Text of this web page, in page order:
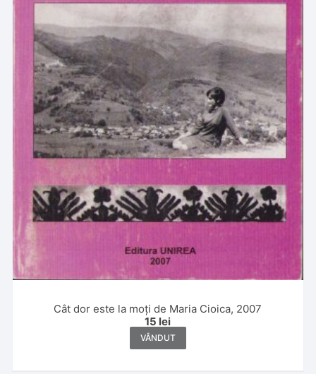
Cât dor este la moți de Maria Cioica, 2007
15 lei
VÂNDUT